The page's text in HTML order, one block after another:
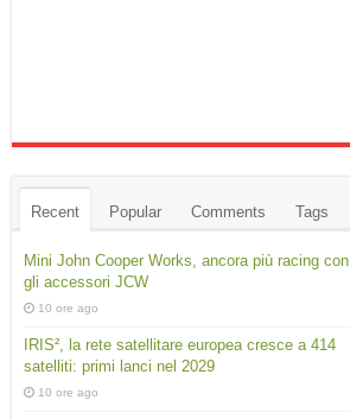
Recent Popular Comments Tags
Mini John Cooper Works, ancora più racing con
gli accessori JCW
10 ore ago
IRIS², la rete satellitare europea cresce a 414
satelliti: primi lanci nel 2029
10 ore ago